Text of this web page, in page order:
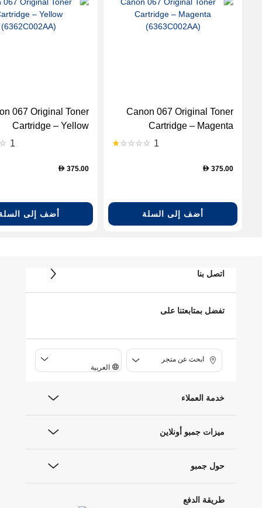
Canon 067 Original Toner
Cartridge – Magenta
1
D 375.00
أضف إلى السلة
067 Original Toner
Cartridge – Yellow
1
D 375.00
أضف إلى
اتصل بنا
تفضل بمتابعتنا على
ابحث عن متجر
العربية
خدمة العملاء
ميزات جمبو أونلاين
حول جمبو
طريقة الدفع